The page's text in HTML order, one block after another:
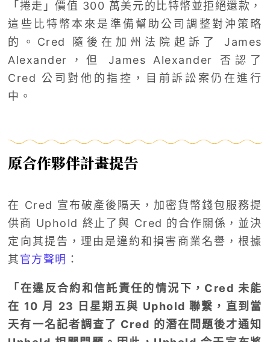
「捲走」價值 300 萬美元的比特幣並拒絕還款，
這些比特幣本來是準備幫助公司調整對沖策略
的。Cred 隨後在加州法院起訴了 James
Alexander，但 James Alexander 否認了
Cred 公司對他的指控，目前訴訟案仍在進行
中。
原合作夥伴計畫提告
在 Cred 宣布破產後隔天，加密貨幣錢包服務提
供商 Uphold 終止了與 Cred 的合作關係，並決
定向其提告，理由是違約和損害商業名譽，根據
其官方聲明 ：
「在違反合約和信託責任的情況下，Cred 未能
在 10 月 23 日星期五與 Uphold 聯繫，直到當
天有一名記者調查了 Cred 的潛在問題後才通知